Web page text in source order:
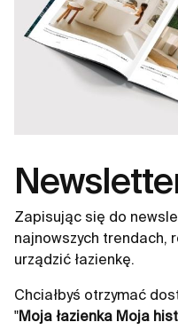
Zapisując się do
najnowszych trendach,
urządzić łazienkę.
Chciałbyś otrzymać
"Moja łazienka Moja